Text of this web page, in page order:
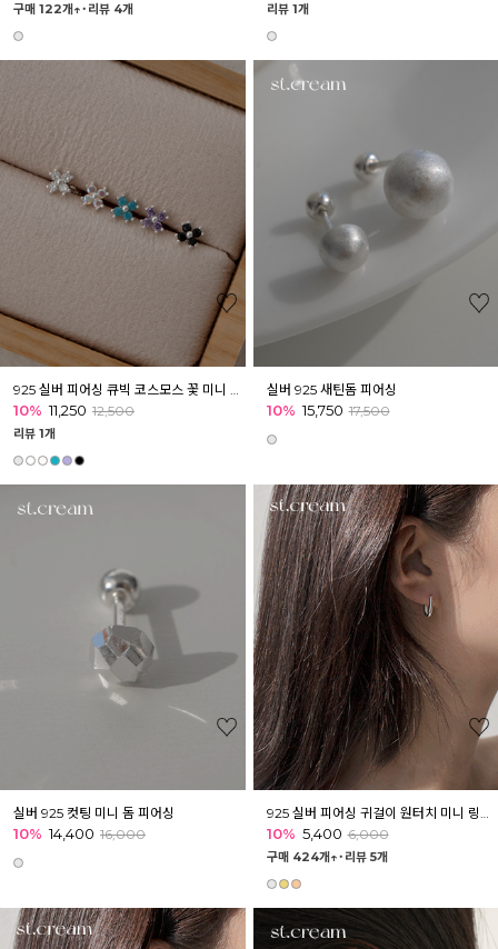
구매 122개↑˙ 리뷰 4개 리뷰 1개
10% 11,250 12,500
리뷰 1개
실버 925 새틴돔 피어싱
10% 15,750 17,500
실버 925 컷팅 미니 돔 피어싱
10% 14,400 16,000
925 실버 피어싱 귀걸이 원터치 미니 링피어싱 192종 모음1
10% 5,400 6,000
구매 424개↑˙ 리뷰 5개